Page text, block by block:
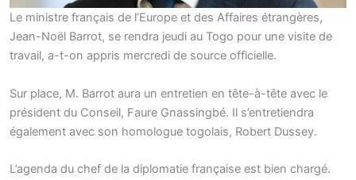
Le ministre français de l’Europe et des Affaires étrangères,
Jean-Noël Barrot, se rendra jeudi au Togo pour une visite de
travail, a-t-on appris mercredi de source officielle.
Sur place, M. Barrot aura un entretien en tête-à-tête avec le
président du Conseil, Faure Gnassingbé. Il s’entretiendra
également avec son homologue togolais, Robert Dussey.
L’agenda du chef de la diplomatie française est bien chargé.